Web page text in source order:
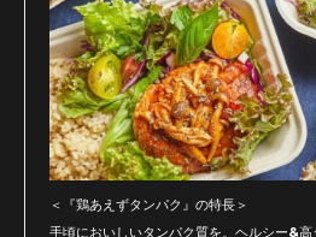
＜『鶏あえずタンパク』の特長＞
手頃においしいタンパク質を。ヘルシー&